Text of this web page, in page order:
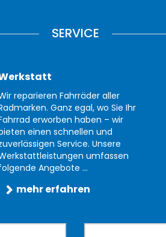
SERVICE
reparieren Fahrräder aller
Ganz egal, wo Sie Ihr
erworben haben – wir
einen schnellen und
Service. Unsere
umfassen
Angebote ...
mehr erfahren